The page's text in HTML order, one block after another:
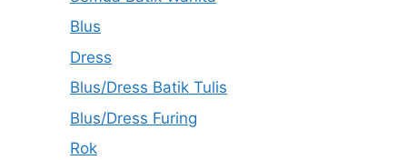
Blus
Dress
Blus/Dress Batik Tulis
Blus/Dress Furing
Rok